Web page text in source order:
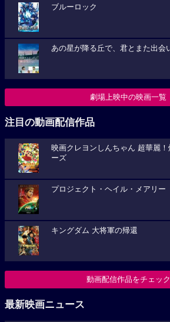
ブルーロック
あの星が降る丘で、君とまた出会
劇場上映中の映画一覧
注目の動画配信作品
映画クレヨンしんちゃん 超華麗
ーズ
プロジェクト・ヘイル・メアリー
キングダム 大将軍の帰還
動画配信作品をチェック
最新映画ニュース